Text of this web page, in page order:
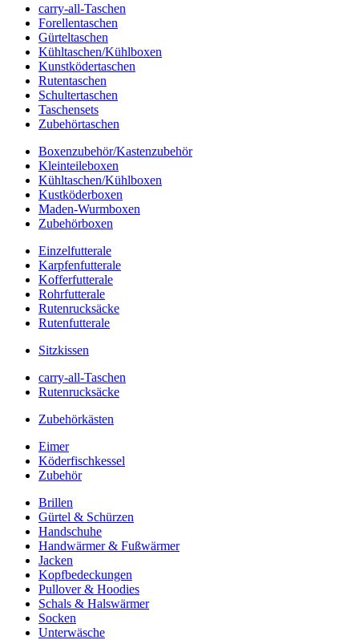
carry-all-Taschen
Forellentaschen
Gürteltaschen
Kühltaschen/Kühlboxen
Kunstködertaschen
Rutentaschen
Schultertaschen
Taschensets
Zubehörtaschen
Boxenzubehör/Kastenzubehör
Kleinteileboxen
Kühltaschen/Kühlboxen
Kustköderboxen
Maden-Wurmboxen
Zubehörboxen
Einzelfutterale
Karpfenfutterale
Kofferfutterale
Rohrfutterale
Rutenrucksäcke
Rutenfutterale
Sitzkissen
carry-all-Taschen
Rutenrucksäcke
Zubehörkästen
Eimer
Köderfischkessel
Zubehör
Brillen
Gürtel & Schürzen
Handschuhe
Handwärmer & Fußwärmer
Jacken
Kopfbedeckungen
Pullover & Hoodies
Schals & Halswärmer
Socken
Unterwäsche